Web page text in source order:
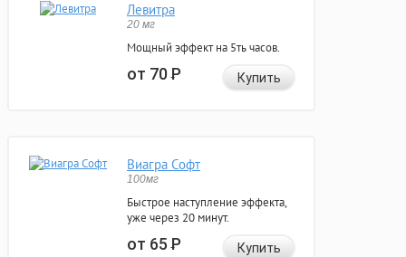
Левитра
20 мг
Мощный эффект на 5ть часов.
от 70Р Купить
Виагра Софт
100мг
Быстрое наступление эффекта,
уже через 20 минут.
от 65Р Купить